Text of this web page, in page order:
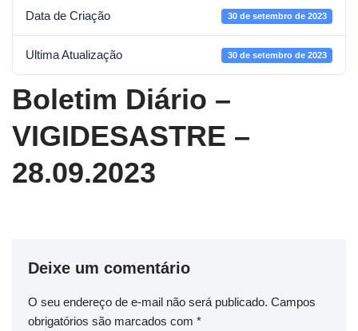
Data de Criação 30 de setembro de 2023
Ultima Atualização 30 de setembro de 2023
Boletim Diário –
VIGIDESASTRE –
28.09.2023
Deixe um comentário
O seu endereço de e-mail não será publicado. Campos
obrigatórios são marcados com *